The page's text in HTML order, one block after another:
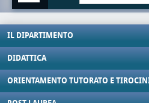
IL DIPARTIMENTO
DIDATTICA
ORIENTAMENTO TUTORATO E